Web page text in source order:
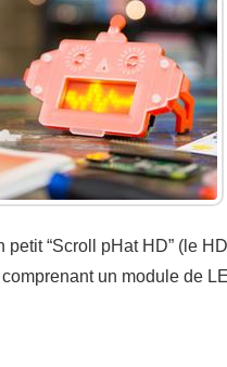
“Scroll pHat HD” (le
comprenant un module de